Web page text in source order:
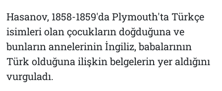
Hasanov, 1858-1859'da Plymouth'ta Türkçe
isimleri olan çocukların doğduğuna ve
bunların annelerinin İngiliz, babalarının
Türk olduğuna ilişkin belgelerin yer aldığını
vurguladı.